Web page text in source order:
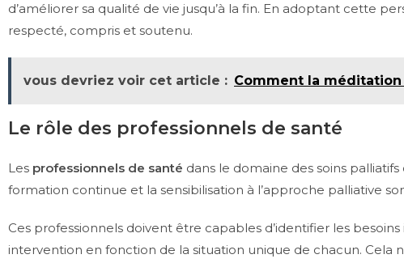
d’améliorer sa qualité de vie jusqu’à la fin. En adoptant cette
respecté, compris et soutenu.
vous devriez voir cet article : Comment la méditation
Le rôle des professionnels de santé
Les professionnels de santé dans le domaine des soins
formation continue et la sensibilisation à l’approche palliative
Ces professionnels doivent être capables d’identifier les
intervention en fonction de la situation unique de chacun.